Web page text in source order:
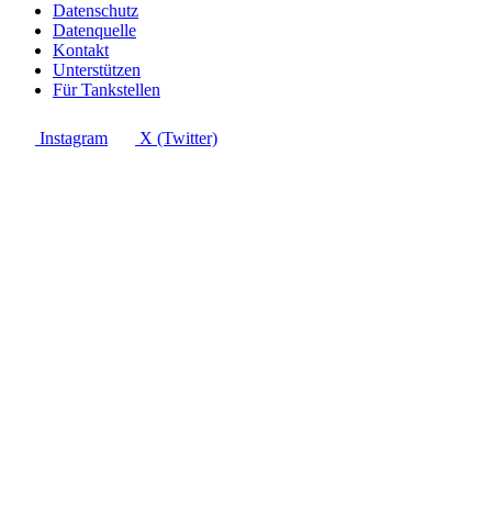
Datenschutz
Datenquelle
Kontakt
Unterstützen
Für Tankstellen
Instagram X (Twitter)